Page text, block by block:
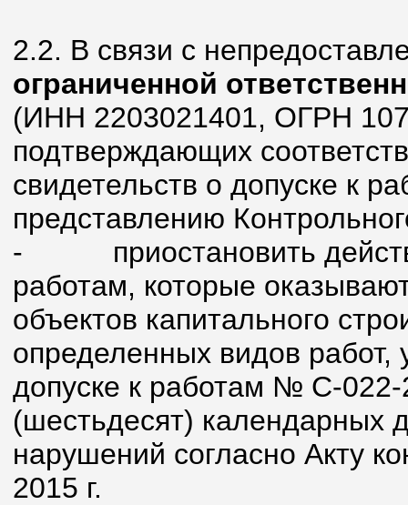
2.2. В связи с
ограниченной
(ИНН 2203021401, ОГРН
подтверждающих
свидетельств о допуске к
представлению
-
приостановить
работам, которые
объектов капитального
определенных видов работ,
допуске к работам № С-
(шестьдесят) календарных
нарушений согласно Акту
2015 г.